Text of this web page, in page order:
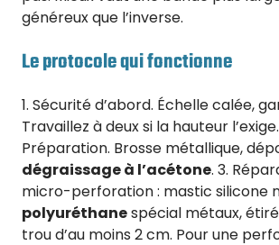
généreux que l’inverse.
Le protocole qui fonctionne
1. Sécurité d’abord. Échelle calée,
Travaillez à deux si la hauteur
Préparation. Brosse métallique,
dégraissage à l’acétone. 3.
micro-perforation : mastic silicone
polyuréthanespécial métaux,
trou d’au moins 2 cm. Pour une